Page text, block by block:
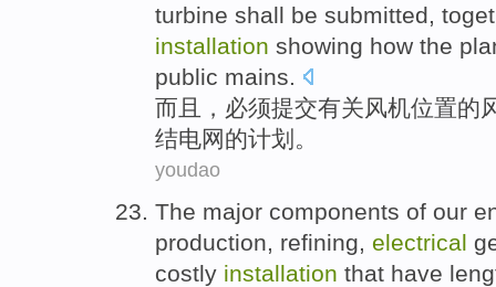
turbine shall be submitted,
installation showing how the
public mains.
而且
， 必须提交有关风机位置的
结电网的计划 。
youdao
The major components of our
production
refining electrical
costly installation that have